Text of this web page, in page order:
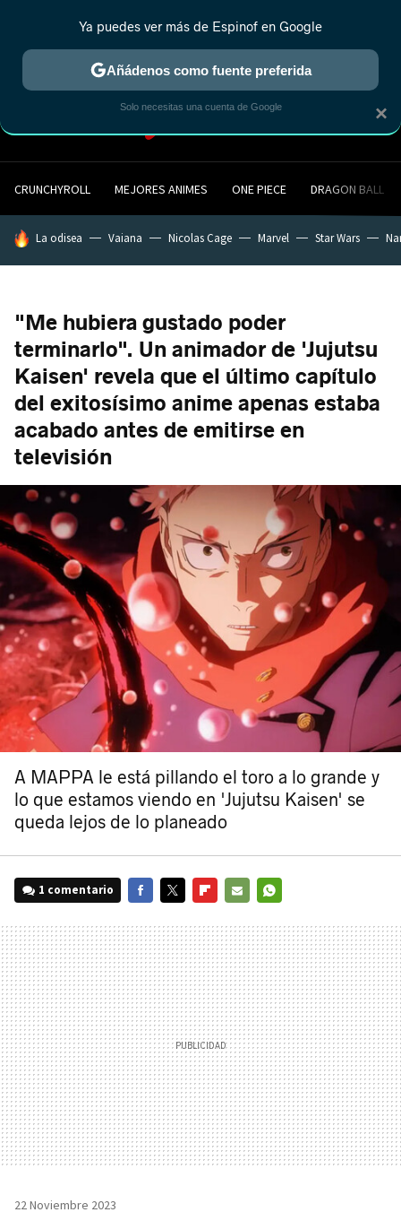
CRUNCHYROLL MEJORES ANIMES ONE PIECE DRAGON BALL
HOY SE HABLA DE
La odisea Vaiana Nicolas Cage Marvel Star Wars
"Me hubiera gustado poder
terminarlo". Un animador de 'Jujutsu
Kaisen' revela que el último capítulo
del exitosísimo anime apenas estaba
acabado antes de emitirse en
televisión
A MAPPA le está pillando el toro a lo grande y
lo que estamos viendo en 'Jujutsu Kaisen' se
queda lejos de lo planeado
1 comentario
MAIL
22 Noviembre 2023
×
Ya puedes ver más de Espinof en Google
Añádenos como fuente preferida
Solo necesitas una cuenta de Google